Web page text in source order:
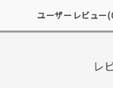
ユーザーレビュー
レ